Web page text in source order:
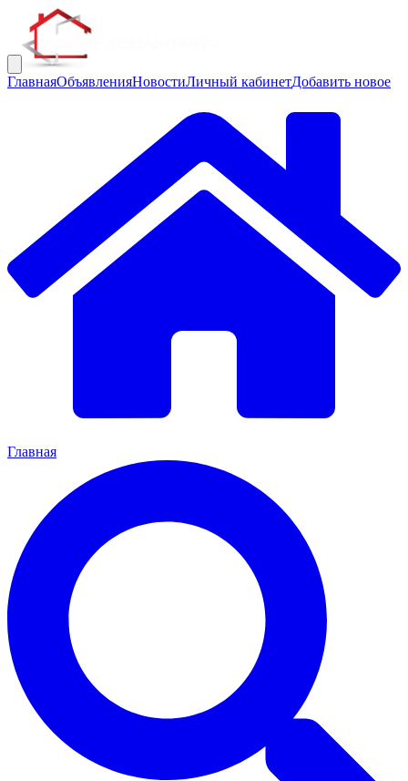
ГлавнаяОбъявленияНовостиЛичный кабинетДобавить новое
Главная